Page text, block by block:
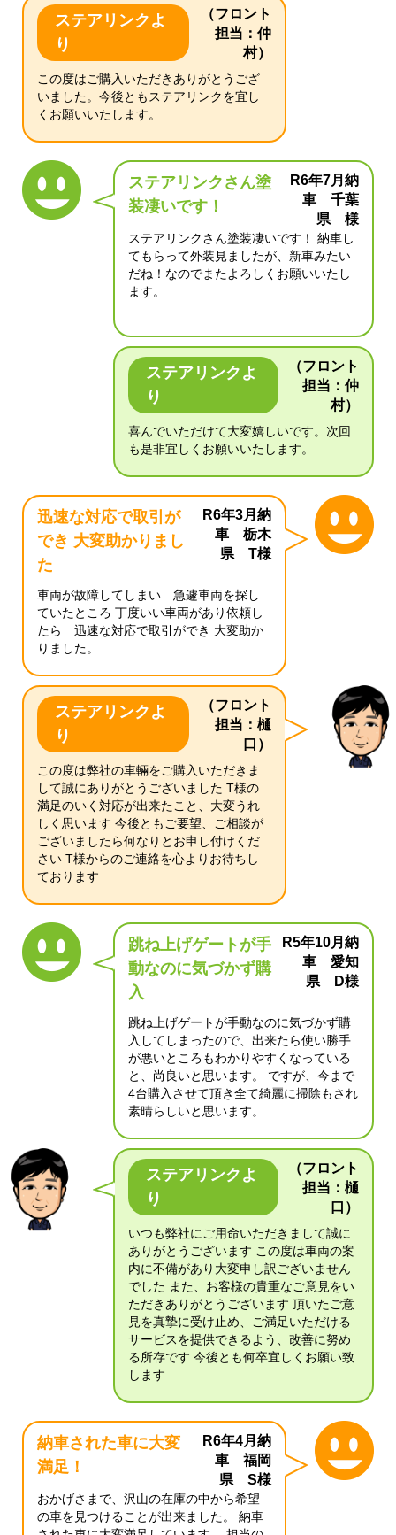
ステアリンクよ
り
（フロント
担当：仲
村）
この度はご購入いただきありがとうござ
いました。今後ともステアリンクを宜し
くお願いいたします。
ステアリンクさん塗
装凄いです！
R6年7月納
車 千葉
県 様
ステアリンクさん塗装凄いです！ 納車し
てもらって外装見ましたが、新車みたい
だね！なのでまたよろしくお願いいたし
ます。
ステアリンクよ
り
（フロント
担当：仲
村）
喜んでいただけて大変嬉しいです。次回
も是非宜しくお願いいたします。
迅速な対応で取引が
でき 大変助かりまし
た
R6年3月納
車 栃木
県 T様
車両が故障してしまい 急遽車両を探し
ていたところ 丁度いい車両があり依頼し
たら 迅速な対応で取引ができ 大変助か
りました。
ステアリンクよ
り
（フロント
担当：樋
口）
この度は弊社の車輛をご購入いただきま
して誠にありがとうございました T様の
満足のいく対応が出来たこと、大変うれ
しく思います 今後ともご要望、ご相談が
ございましたら何なりとお申し付けくだ
さい T様からのご連絡を心よりお待ちし
ております
跳ね上げゲートが手
動なのに気づかず購
入
R5年10月納
車 愛知
県 D様
跳ね上げゲートが手動なのに気づかず購
入してしまったので、出来たら使い勝手
が悪いところもわかりやすくなっている
と、尚良いと思います。 ですが、今まで
4台購入させて頂き全て綺麗に掃除もされ
素晴らしいと思います。
ステアリンクよ
り
（フロント
担当：樋
口）
いつも弊社にご用命いただきまして誠に
ありがとうございます この度は車両の案
内に不備があり大変申し訳ございません
でした また、お客様の貴重なご意見をい
ただきありがとうございます 頂いたご意
見を真摯に受け止め、ご満足いただける
サービスを提供できるよう、改善に努め
る所存です 今後とも何卒宜しくお願い致
します
納車された車に大変
満足！
R6年4月納
車 福岡
県 S様
おかげさまで、沢山の在庫の中から希望
の車を見つけることが出来ました。 納車